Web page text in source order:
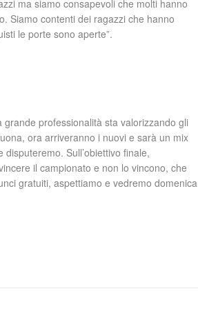
ma siamo consapevoli che molti hanno
Siamo contenti dei ragazzi che hanno
le porte sono aperte”.
grande professionalità sta valorizzando gli
ora arriveranno i nuovi e sarà un mix
Sull’obiettivo finale,
il campionato e non lo vincono, che
gratuiti, aspettiamo e vedremo domenica